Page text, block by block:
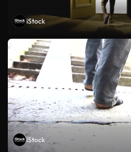
iStock
iStock